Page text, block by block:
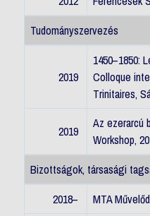
Tudományszervezés
2019
1450–1850:
Colloque
Trinitaires,
2019
Az ezerarcú
Workshop,
Bizottságok, társasági
2018–
MTA